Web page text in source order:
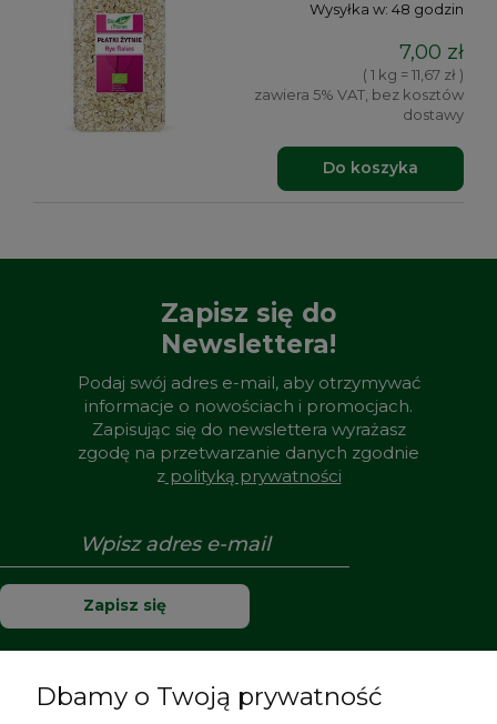
Wysyłka w: 48 godzin
7,00 zł
( 1 kg = 11,67 zł )
zawiera 5% VAT, bez kosztów
dostawy
Do koszyka
Zapisz się do
Newslettera!
Podaj swój adres e-mail, aby otrzymywać
informacje o nowościach i promocjach.
Zapisując się do newslettera wyrażasz
zgodę na przetwarzanie danych zgodnie
zpolityką prywatności
Zapisz się
Dbamy o Twoją prywatność